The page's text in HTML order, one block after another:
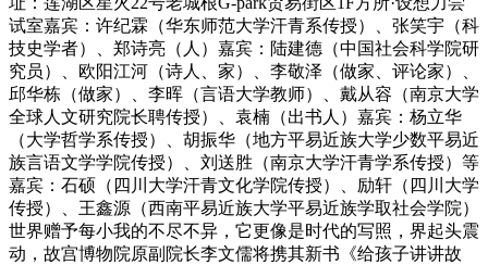
试室嘉宾：许纪霖（华东师范大学汗青系传授）、张笑宇（科
技史学者）、郑诗亮（人）嘉宾：陆建德（中国社会科学院研
究员）、欧阳江河（诗人、家）、李敬泽（做家、评论家）、
邱华栋（做家）、李晖（言语大学教师）、戴从容（南京大学
全球人文研究院长聘传授）、袁楠（出书人）嘉宾：杨立华
（大学哲学系传授）、胡振华（地方平易近族大学少数平易近
族言语文学学院传授）、刘送胜（南京大学汗青学系传授）等
嘉宾：石硕（四川大学汗青文化学院传授）、励轩（四川大学
传授）、王鑫源（西南平易近族大学平易近族学取社会学院）
世界赠予每小我的不尽不异，它更像是时代的写照，界起头震
动，故宫博物院原副院长李文儒将携其新书《给孩子讲讲故